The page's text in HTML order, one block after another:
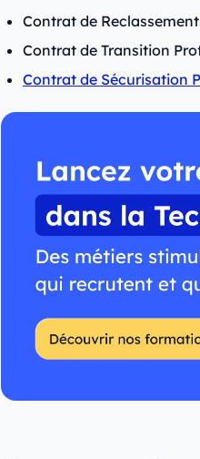
Contrat de
Contrat de Transition
Contrat de Sécurisation